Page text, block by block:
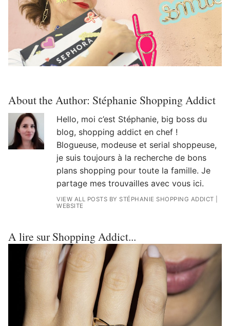
About the Author: Stéphanie Shopping Addict
Hello, moi c’est Stéphanie, big boss du
blog, shopping addict en chef !
Blogueuse, modeuse et serial shoppeuse,
je suis toujours à la recherche de bons
plans shopping pour toute la famille. Je
partage mes trouvailles avec vous ici.
VIEW ALL POSTS BY STÉPHANIE SHOPPING ADDICT
WEBSITE
A lire sur Shopping Addict...